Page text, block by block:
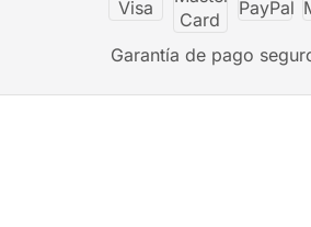
Garantía de pago